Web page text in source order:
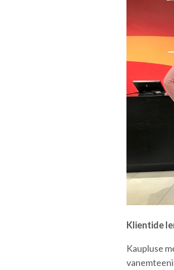
Klientide
Kaupluse